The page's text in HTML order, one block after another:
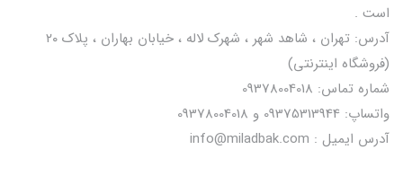
است .
آدرس: تهران ، شاهد شهر ، شهرک لاله ، خیابان بهاران ، پلاک ۲۰
(فروشگاه اینترنتی)
شماره تماس: 09378004018
واتساپ: 09375313944 و 09378004018
آدرس ایمیل : info@miladbak.com